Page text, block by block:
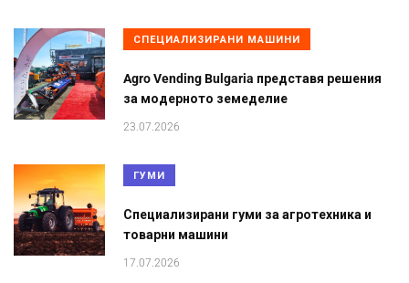
СПЕЦИАЛИЗИРАНИ МАШИНИ
Agro Vending Bulgaria представя решения
за модерното земеделие
23.07.2026
ГУМИ
Специализирани гуми за агротехника и
товарни машини
17.07.2026